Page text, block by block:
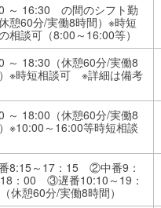
～ 16:30 の間のシフト勤
憩60分/実働8時間）※時短
相談可（8:00～16:00等）
～ 18:30（休憩60分/実働8
※時短相談可 ※詳細は備考
～ 18:00（休憩60分/実働8
※10:00～16:00等時短相談
8:15～17：15 ②中番9：
：00 ③遅番10:10～19：
休憩60分/実働8時間）